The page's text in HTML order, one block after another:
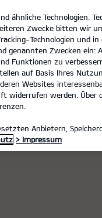
Cargo Entdecken
ähnliche Technologien.
Zwecke bitten wir
Technologien und
genannten Zwecken ein:
Funktionen zu
auf Basis Ihres
Websites
werden. Über
Anbietern,
> Impressum